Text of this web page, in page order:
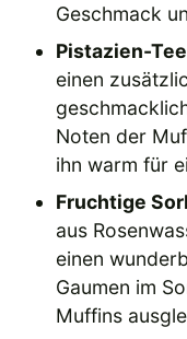
Geschmack
Pistazien-
einen
Noten der
ihn warm für
Fruchtige
aus
einen
Gaumen im
Muffins